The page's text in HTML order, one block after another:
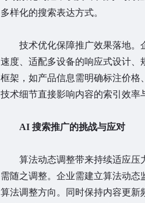
多样化的搜索表达方式。
技术优化保障推广效果落地。
速度、适配多设备的响应式设计
框架，如产品信息需明确标注价
技术细节直接影响内容的索引效率
AI 搜索推广的挑战与应对
算法动态调整带来持续适应压
需随之调整。企业需建立算法动
算法调整方向。同时保持内容更